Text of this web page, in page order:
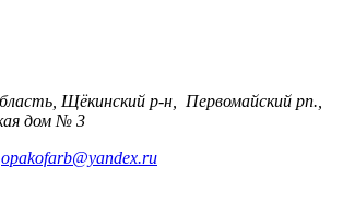
Щёкинский р-н, Первомайский рп.,
дом № 3
opakofarb@yandex.ru